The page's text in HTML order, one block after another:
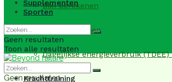
BMI berekenen
BMR berekenen
Dagelijkse energieverbruik
Krachttraining
Supplementen
Sporten
Geen resultaten
Toon alle resultaten
Geen resultaten